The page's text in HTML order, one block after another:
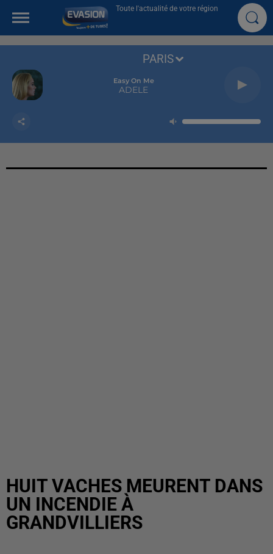
Toute l'actualité de votre région
Easy On Me
ADELE
PARIS
HUIT VACHES MEURENT DANS
UN INCENDIE À
GRANDVILLIERS